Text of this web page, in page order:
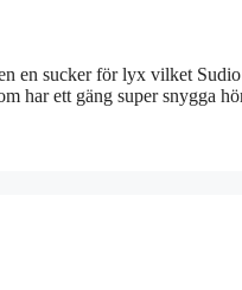
en sucker för lyx vilket
har ett gäng super snygga